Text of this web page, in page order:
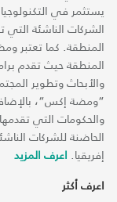
يستثمر في
الشركات الناشئة
المنطقة. كما تعتبر
المنطقة حيث تقدم
والأبحاث وتطوير
“ومضة إكس“،
والحكومات التي
الحاضنة للشركات
إفريقيا. اعرف المزيد
اعرف أكثر